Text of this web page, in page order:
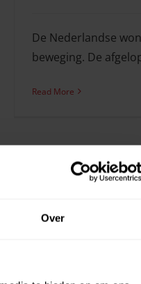
Over
De Nederlandse
beweging. De
Read More